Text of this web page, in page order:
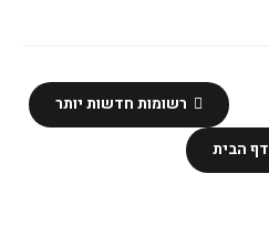
רשומות חדשות יותר
דף הבית